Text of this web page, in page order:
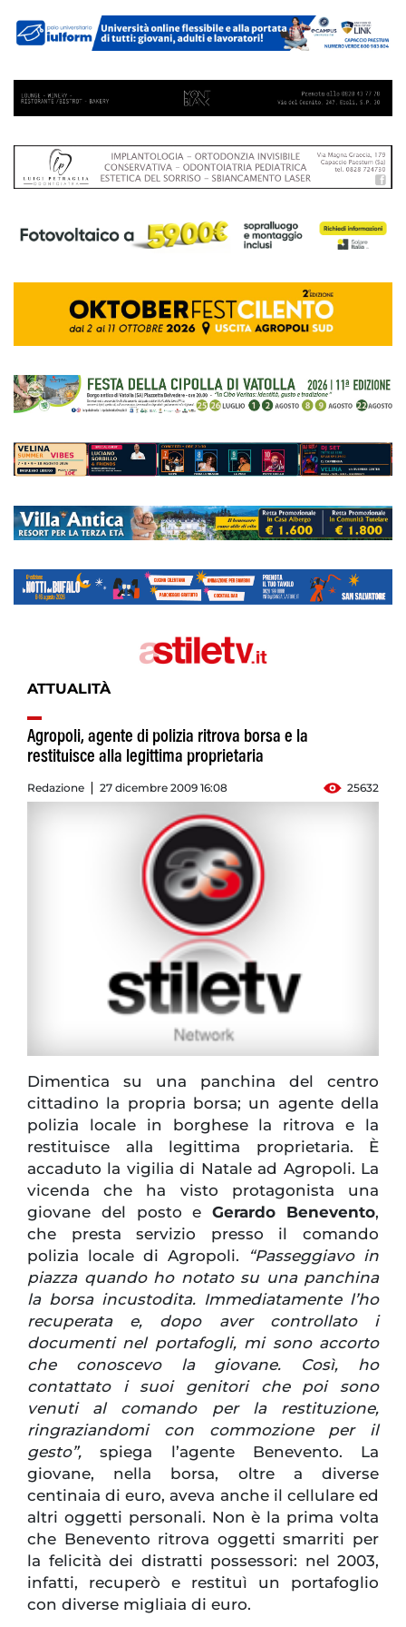
ATTUALITÀ
Agropoli, agente di polizia ritrova borsa e la
restituisce alla legittima proprietaria
Redazione 27 dicembre 2009 16:08 25632
Dimentica su una panchina del centro
cittadino la propria borsa; un agente della
polizia locale in borghese la ritrova e la
restituisce alla legittima proprietaria. È
accaduto la vigilia di Natale ad Agropoli. La
vicenda che ha visto protagonista una
giovane del posto eGerardo Benevento,
che presta servizio presso il comando
polizia locale di Agropoli.
“Passeggiavo in
piazza quando ho notato su una panchina
la borsa incustodita. Immediatamente l’ho
recuperata e, dopo aver controllato i
documenti nel portafogli, mi sono accorto
che conoscevo la giovane. Così, ho
contattato i suoi genitori che poi sono
venuti al comando per la restituzione,
ringraziandomi con commozione per il
gesto”, spiega l’agente Benevento. La
giovane, nella borsa, oltre a diverse
centinaia di euro, aveva anche il cellulare ed
altri oggetti personali. Non è la prima volta
che Benevento ritrova oggetti smarriti per
la felicità dei distratti possessori: nel 2003,
infatti, recuperò e restituì un portafoglio
con diverse migliaia di euro.